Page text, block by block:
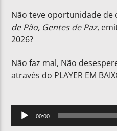
Não teve oportunidade de
de Pão, Gentes de Paz,
2026?
Não faz mal, Não
através do PLAYER EM
Reprodutor
de
00:00